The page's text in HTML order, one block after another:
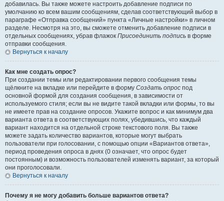
добавилась. Вы также можете настроить добавление подписи по
умолчанию ко всем вашим сообщениям, сделав соответствующий выбор в
параграфе «Отправка сообщений» пункта «Личные настройки» в личном
разделе. Несмотря на это, вы сможете отменить добавление подписи в
отдельных сообщениях, убрав флажок Присоединить подпись в форме
отправки сообщения.
Вернуться к началу
Как мне создать опрос?
При создании темы или редактировании первого сообщения темы
щёлкните на вкладке или перейдите в форму Создать опрос под
основной формой для создания сообщения, в зависимости от
используемого стиля; если вы не видите такой вкладки или формы, то вы
не имеете прав на создание опросов. Укажите вопрос и как минимум два
варианта ответа в соответствующих полях, убедившись, что каждый
вариант находится на отдельной строке текстового поля. Вы также
можете задать количество вариантов, которые могут выбрать
пользователи при голосовании, с помощью опции «Вариантов ответа»,
период проведения опроса в днях (0 означает, что опрос будет
постоянным) и возможность пользователей изменять вариант, за который
они проголосовали.
Вернуться к началу
Почему я не могу добавить больше вариантов ответа?